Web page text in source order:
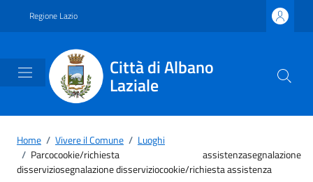
Regione Lazio
Città di Albano
Laziale
Home / Vivere il Comune / Luoghi
/ Parcocookie/richiesta assistenzasegnalazione
disserviziosegnalazione disserviziocookie/richiesta assistenza